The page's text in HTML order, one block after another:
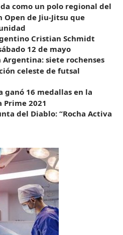
como un polo regional del
de Jiu-Jitsu que
Cristian Schmidt
12 de mayo
siete rochenses
celeste de futsal
ganó 16 medallas en la
Prime 2021
del Diablo: “Rocha Activa